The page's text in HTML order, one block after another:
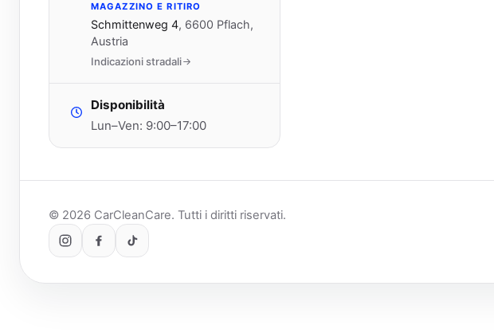
MAGAZZINO E RITIRO
Schmittenweg 4, 6600 Pflach,
Austria
Indicazioni stradali
Disponibilità
Lun–Ven: 9:00–17:00
© 2026 CarCleanCare. Tutti i diritti riservati.